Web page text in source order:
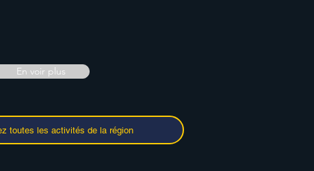
En voir plus
toutes les activités de la région